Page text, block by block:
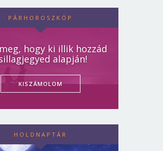
PÁRHOROSZKÓP
hogy ki illik hozzád
alapján!
KISZÁMOLOM
HOLDNAPTÁR